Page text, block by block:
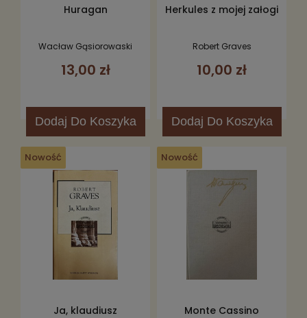
Huragan
Wacław Gąsiorowaski
13,00 zł
Dodaj Do Koszyka
Herkules z mojej załogi
Robert Graves
10,00 zł
Dodaj Do Koszyka
Ja, klaudiusz
Nowość
Monte Cassino
Nowość